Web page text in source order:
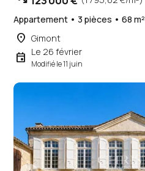
Appartement • 3 pièces • 68 m²
place Gimont
event Le 26 février
Modifié le 11 juin